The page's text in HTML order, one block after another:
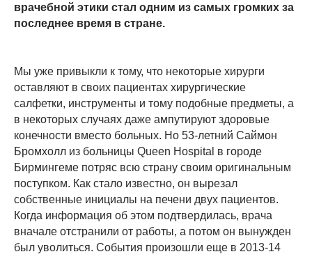
врачебной этики стал одним из самых громких за
последнее время в стране.
Мы уже привыкли к тому, что некоторые хирурги
оставляют в своих пациентах хирургические
салфетки, инструменты и тому подобные предметы, а
в некоторых случаях даже ампутируют здоровые
конечности вместо больных. Но 53-летний Саймон
Бромхолл из больницы Queen Hospital в городе
Бирмингеме потряс всю страну своим оригинальным
поступком. Как стало известно, он вырезал
собственные инициалы на печени двух пациентов.
Когда информация об этом подтвердилась, врача
вначале отстранили от работы, а потом он вынужден
был уволиться. События произошли еще в 2013-14